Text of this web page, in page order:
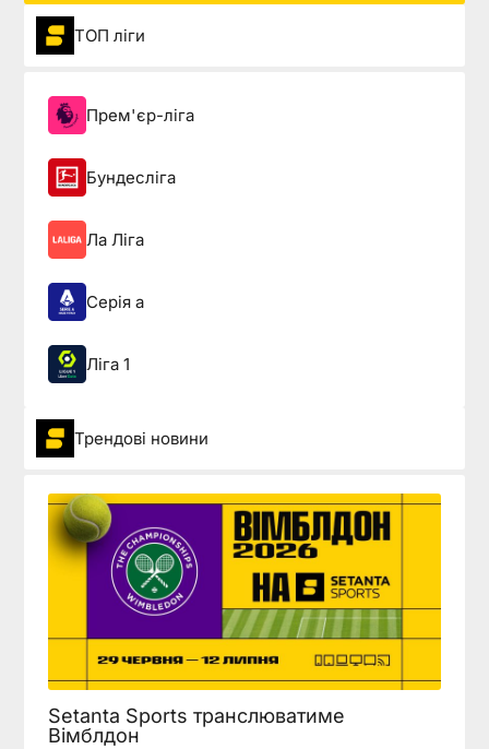
ТОП ліги
Прем'єр-ліга
Бундесліга
Ла Ліга
Серія а
Ліга 1
Трендові новини
Setanta Sports транслюватиме
Вімблдон